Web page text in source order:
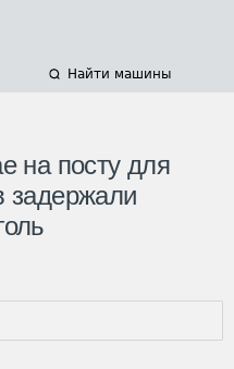
Найти машины
на посту для
задержали